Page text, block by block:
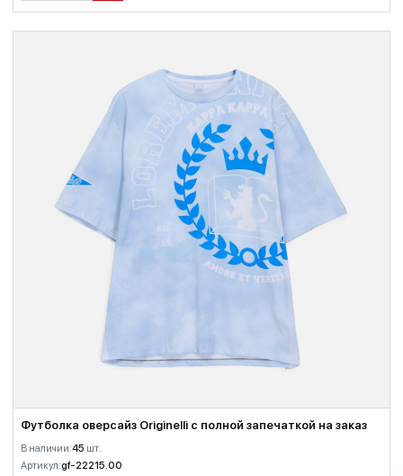
Футболка оверсайз Originelli с полной запечаткой на заказ
В наличии:45 шт.
Артикул:gf-22215.00